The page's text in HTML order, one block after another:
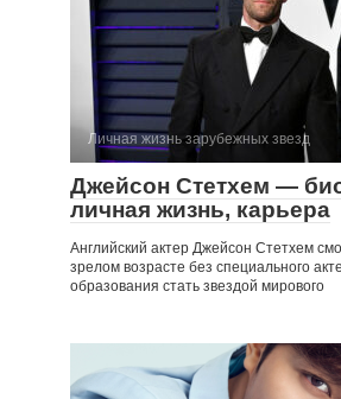
Личная жизнь зарубежных звезд
Джейсон Стетхем —
личная жизнь, карьера
Английский актер Джейсон Стетхем
зрелом возрасте без специального
образования стать звездой мирового